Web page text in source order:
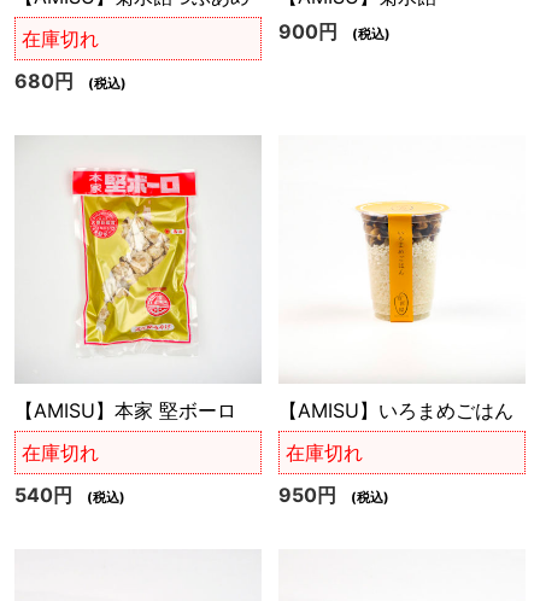
在庫切れ
680円
(税込)
900円
(税込)
【AMISU】本家 堅ボーロ
在庫切れ
540円
(税込)
【AMISU】いろまめごはん
在庫切れ
950円
(税込)